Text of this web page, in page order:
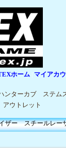
ホーム マイアカ
ンターカブ ステム
ウトレット
ー スチールレー